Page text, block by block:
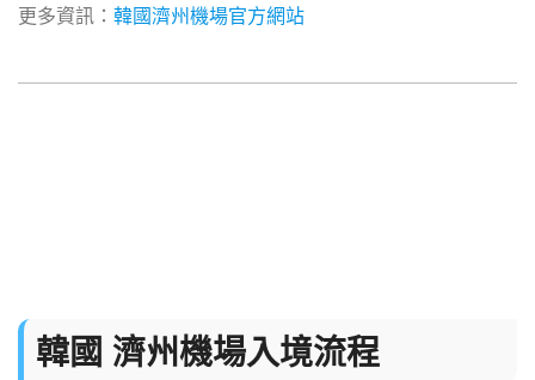
更多資訊： 韓國濟州機場官方網站
韓國 濟州機場入境流程